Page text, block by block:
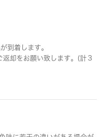
到着します。
返却をお願い致します。(計３